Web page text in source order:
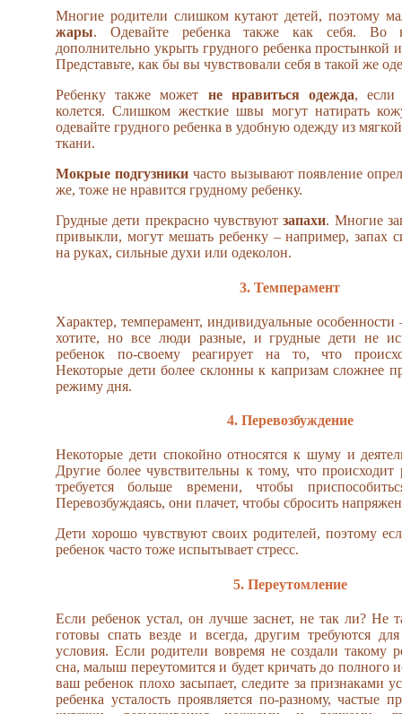
Многие родители слишком кутают детей, поэтому
жары. Одевайте ребенка также как себя. Во
дополнительно укрыть грудного ребенка простынкой
Представьте, как бы вы чувствовали себя в такой же
Ребенку также может не нравиться одежда, если
колется. Слишком жесткие швы могут натирать
одевайте грудного ребенка в удобную одежду из
ткани.
Мокрые подгузники часто вызывают появление
же, тоже не нравится грудному ребенку.
Грудные дети прекрасно чувствуютзапахи. Многие
привыкли, могут мешать ребенку – например, запах
на руках, сильные духи или одеколон.
3. Темперамент
Характер, темперамент, индивидуальные особенности
хотите, но все люди разные, и грудные дети не
ребенок по-своему реагирует на то, что
Некоторые дети более склонны к капризам сложнее
режиму дня.
4. Перевозбуждение
Некоторые дети спокойно относятся к шуму и
Другие более чувствительны к тому, что
требуется больше времени, чтобы
Перевозбуждаясь, они плачет, чтобы сбросить
Дети хорошо чувствуют своих родителей, поэтому
ребенок часто тоже испытывает стресс.
5. Переутомление
Если ребенок устал, он лучше заснет, не так ли? Не
готовы спать везде и всегда, другим требуются
условия. Если родители вовремя не создали такому
сна, малыш переутомится и будет кричать до полного
ваш ребенок плохо засыпает, следите за признаками
ребенка усталость проявляется по-разному, частые